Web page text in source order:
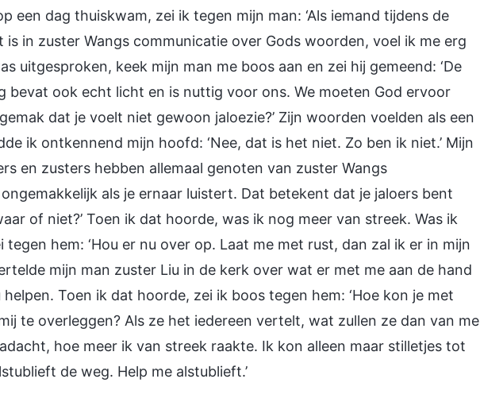
een dag thuiskwam, zei ik tegen mijn man: ‘Als iemand tijdens de
in zuster Wangs communicatie over Gods woorden, voel ik me erg
uitgesproken, keek mijn man me boos aan en zei hij gemeend: ‘De
bevat ook echt licht en is nuttig voor ons. We moeten God ervoor
dat je voelt niet gewoon jaloezie?’ Zijn woorden voelden als een
ik ontkennend mijn hoofd: ‘Nee, dat is het niet. Zo ben ik niet.’ Mijn
en zusters hebben allemaal genoten van zuster Wangs
als je ernaar luistert. Dat betekent dat je jaloers bent
of niet?’ Toen ik dat hoorde, was ik nog meer van streek. Was ik
tegen hem: ‘Hou er nu over op. Laat me met rust, dan zal ik er in mijn
mijn man zuster Liu in de kerk over wat er met me aan de hand
Toen ik dat hoorde, zei ik boos tegen hem: ‘Hoe kon je met
te overleggen? Als ze het iedereen vertelt, wat zullen ze dan van me
hoe meer ik van streek raakte. Ik kon alleen maar stilletjes tot
de weg. Help me alstublieft.’